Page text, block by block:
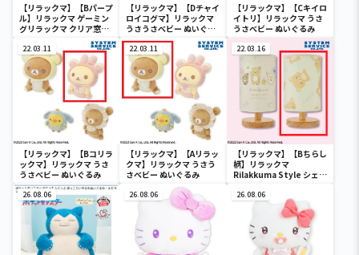
【リラックマ】【Bパープ
ル】リラックマ ゲーミン
グリラックマ クリア窓付
【リラックマ】【Dチャイ
ロイコグマ】リラックマ
うさうさべビー ぬいぐる
み
【リラックマ】【Cキイロ
イトリ】リラックマ うさ
うさべビー ぬいぐるみ
22.03.11
【リラックマ】【Bコリラ
ックマ】リラックマ うさ
うさべビー ぬいぐるみ
22.03.11
【リラックマ】【Aリラッ
クマ】リラックマ うさう
さべビー ぬいぐるみ
22.03.16
【リラックマ】【Bちらし
柄】リラックマ
Rilakkuma Style シェー
26.08.06 26.08.06 26.08.06